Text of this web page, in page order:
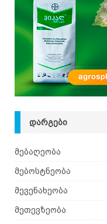
[
ᲓᲐᲠᲒᲔᲑᲘ
მებაღეობა
მებოსტნეობა
მევენახეობა
მეთევზეობა